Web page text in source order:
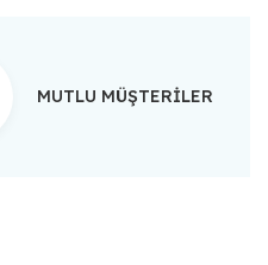
MUTLU MÜŞTERİLER